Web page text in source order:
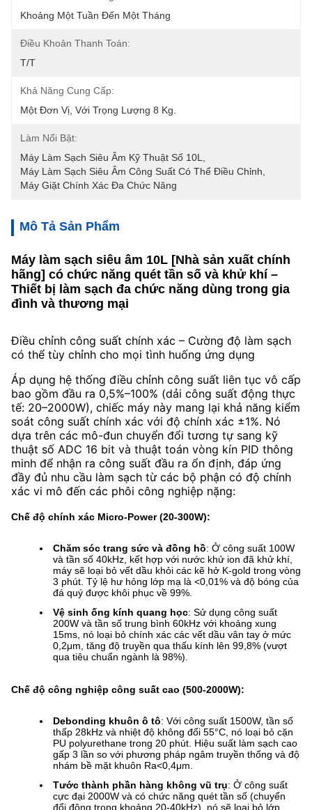
Khoảng Một Tuần Đến Một Tháng
Điều Khoản Thanh Toán:
T/T
Khả Năng Cung Cấp:
Một Đơn Vị, Với Trọng Lượng 8 Kg.
Làm Nổi Bật:
Máy Làm Sạch Siêu Âm Kỹ Thuật Số 10L
Máy Làm Sạch Siêu Âm Công Suất Có Thể Điều Chỉnh
Máy Giặt Chính Xác Đa Chức Năng
Mô Tả Sản Phẩm
Máy làm sạch siêu âm 10L [Nhà sản xuất chính
hãng] có chức năng quét tần số và khử khí –
Thiết bị làm sạch đa chức năng dùng trong gia
đình và thương mại
Điều chỉnh công suất chính xác – Cường độ làm sạch
có thể tùy chỉnh cho mọi tình huống ứng dụng
Áp dụng hệ thống điều chỉnh công suất liên tục vô cấp
bao gồm đầu ra 0,5%–100% (dải công suất động thực
tế: 20–2000W), chiếc máy này mang lại khả năng kiểm
soát công suất chính xác với độ chính xác ±1%. Nó
dựa trên các mô-đun chuyển đổi tương tự sang kỹ
thuật số ADC 16 bit và thuật toán vòng kín PID thông
minh để nhận ra công suất đầu ra ổn định, đáp ứng
đầy đủ nhu cầu làm sạch từ các bộ phận có độ chính
xác vi mô đến các phôi công nghiệp nặng:
Chế độ chính xác Micro-Power (20-300W):
Chăm sóc trang sức và đồng hồ: Ở công suất 100W
và tần số 40kHz, kết hợp với nước khử ion đã khử khí,
máy sẽ loại bỏ vết dầu khỏi các kẽ hở K-gold trong vòng
3 phút. Tỷ lệ hư hỏng lớp mạ là <0,01% và độ bóng của
đá quý được khôi phục về 99%.
Vệ sinh ống kính quang học: Sử dụng công suất
200W và tần số trung bình 60kHz với khoảng xung
15ms, nó loại bỏ chính xác các vết dầu vân tay ở mức
0,2μm, tăng độ truyền qua thấu kính lên 99,8% (vượt
qua tiêu chuẩn ngành là 98%).
Chế độ công nghiệp công suất cao (500-2000W):
Debonding khuôn ô tô: Với công suất 1500W, tần số
thấp 28kHz và nhiệt độ không đổi 55°C, nó loại bỏ cặn
PU polyurethane trong 20 phút. Hiệu suất làm sạch cao
gấp 3 lần so với phương pháp ngâm truyền thống và độ
nhám bề mặt khuôn Ra<0,4μm.
Tước thành phần hàng không vũ trụ: Ở công suất
cực đại 2000W và có chức năng quét tần số (chuyển
đổi động trong khoảng 20-40kHz), nó sẽ loại bỏ lớp